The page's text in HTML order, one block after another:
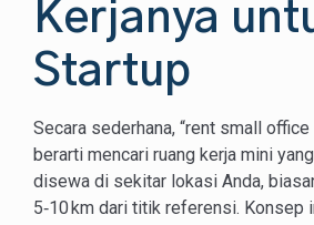
Kerjanya
Startup
Secara sederhana, “rent small
berarti mencari ruang kerja mini
disewa di sekitar lokasi Anda,
5‑10 km dari titik referensi. Konsep